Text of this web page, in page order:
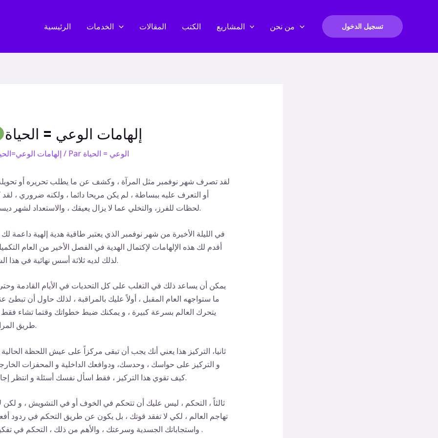
الرئيسية الخدمات المقالات الكتب المشاريع من نحن تسجيل الدخول
إلهامات الوعي = الحياة
إلهامات / Par الوعي = الحياة
لقد تصرف شهر نوفمبر مثل المرآة ، وكشف عن ما يطلب تحريره أو
أو التعرف عليه ببساطة ، لم يكن مريحا دائما ، ولكنه ضروري ،
لحظات للفرز، والتخلي عما لا يزال يعيقك ، والاستعداد لشهر ديسمبر.
في الليلة الأخيرة من شهر نوفمبر الذي يعتبر طاقية هدية إلهية داعمة لك
أقدم لك هذه الإلهامات لإكتمال الهدية في الفصل الأخير من العام
لذلك لديه ثلاثة أسس نهائية في هذا الشهر.
يمكن أن يساعد ذلك في التغلب على كل التحديات في الأيام القادمة
ما ستواجهه العام المقبل ، أولاً عليك بالمراقبة ، لذلك حاول أن تبطئ
يتحرك العالم بسرعة كبيرة ، و يمكنك ضبط خطواتك وقتما تشاء
طريق المراقبة.
ثانيا، التركيز هذا يعني أنك يجب أن تبقى مركزاً على عيش اللحظة الحالية
و التركيز على حواسك ، وحدسك، ودوافعك الداخلية و المحفزات
كيف تقوي هذا التركيز ، فقط اسأل نفسك أسئلة و انتظر إجابات.
ثالثاً ، التحكم ، ليس عليك أن تتحكم في الخوف أو في التشويش ، و لكن
تهاجم العالم ، لكي لا تفقد قوتك ، بل يكون عن طريق التحكم في ردود
واستجاباتك الجسدية وسرعتك ، والأهم من ذلك ، التحكم في تفكيرك .